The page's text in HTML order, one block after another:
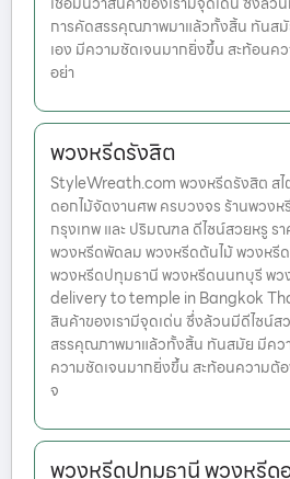
การคัดสรรคุณภาพมาแล้วทั้งสิ้น ทันส
เอง มีความชัดเจนมากยิ่งขึ้น สะท้อนค
อย่า
พวงหรีดรังสิต
StyleWreath.com พวงหรีดรังสิต ส
ดอกไม้จัดงานศพ ครบวงจร ร้านพวงห
กรุงเทพ และ ปริมณฑล ดีไซน์สวยหรู ร
พวงหรีดพัดลม พวงหรีดต้นไม้ พวงหรีด
พวงหรีดปทุมธานี พวงหรีดนนทบุรี พ
delivery to temple in Bangkok
สินค้าของเรามีจุดเด่น ซึ่งล้วนมีดีไซน์ส
สรรคุณภาพมาแล้วทั้งสิ้น ทันสมัย มีคว
ความชัดเจนมากยิ่งขึ้น สะท้อนความต้
จ
พวงหรีดปทุมธานี พวงหรีด